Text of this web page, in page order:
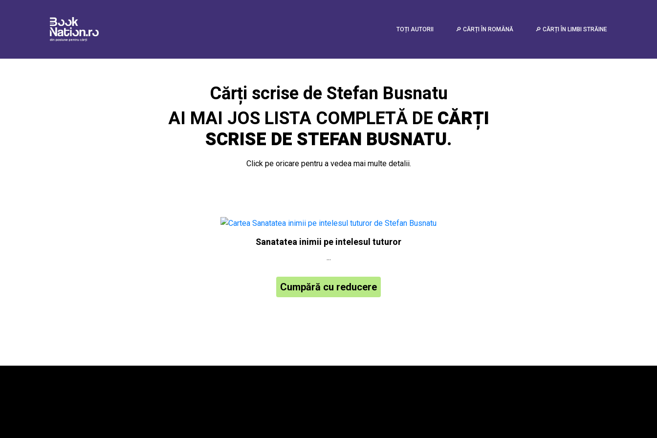
TOȚI AUTORII 🔎 CĂRȚI ÎN ROMÂNĂ 🔎 CĂRȚI ÎN LIMBI STRĂINE
Cărți scrise de Stefan Busnatu
AI MAI JOS LISTA COMPLETĂ DE CĂRȚI
SCRISE DE STEFAN BUSNATU.
Click pe oricare pentru a vedea mai multe detalii.
Sanatatea inimii pe intelesul tuturor
...
Cumpără cu reducere